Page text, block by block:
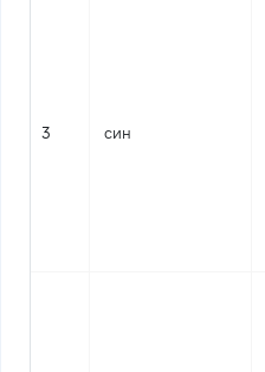
3 син